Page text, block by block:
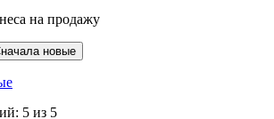
на продажу
новые
5 из 5